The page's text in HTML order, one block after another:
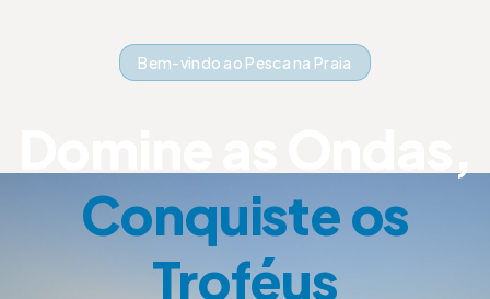
Bem-vindo ao Pesca na Praia
Conquiste os
Troféus